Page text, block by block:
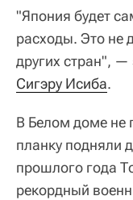
"Япония будет
расходы. Это не
других стран",
Сигэру Исиба.
В Белом доме не
планку подняли
прошлого года
рекордный